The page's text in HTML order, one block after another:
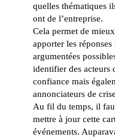
quelles thématiques
ont de l’entreprise.
Cela permet de
apporter les
argumentées
identifier des acteurs
confiance mais
annonciateurs de
Au fil du temps, il
mettre à jour cette
événements.